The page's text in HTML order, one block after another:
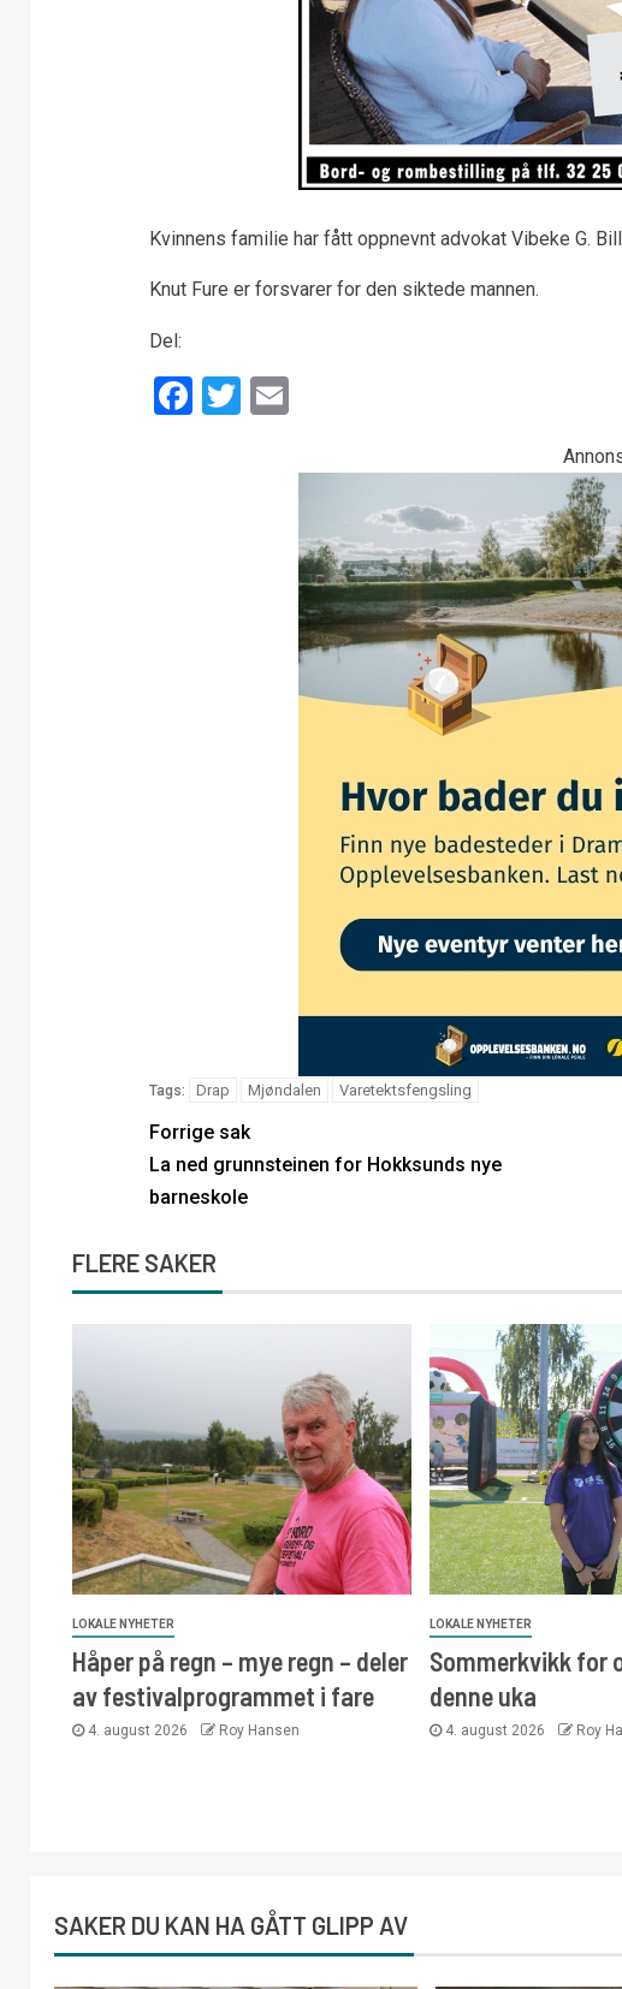
Kvinnens familie har fått oppnevnt advokat Vibeke G.
Knut Fure er forsvarer for den siktede mannen.
Del:
Facebook
Twitter
Email
Tags: Drap Mjøndalen Varetektsfengsling
Forrige sak
La ned grunnsteinen for Hokksunds nye
barneskole
FLERE SAKER
LOKALE NYHETER
Håper på regn – mye regn – deler
av festivalprogrammet i fare
4. august 2026 Roy Hansen
LOKALE NYHETER
Sommerkvikk for
denne uka
4. august 2026 Roy
SAKER DU KAN HA GÅTT GLIPP AV